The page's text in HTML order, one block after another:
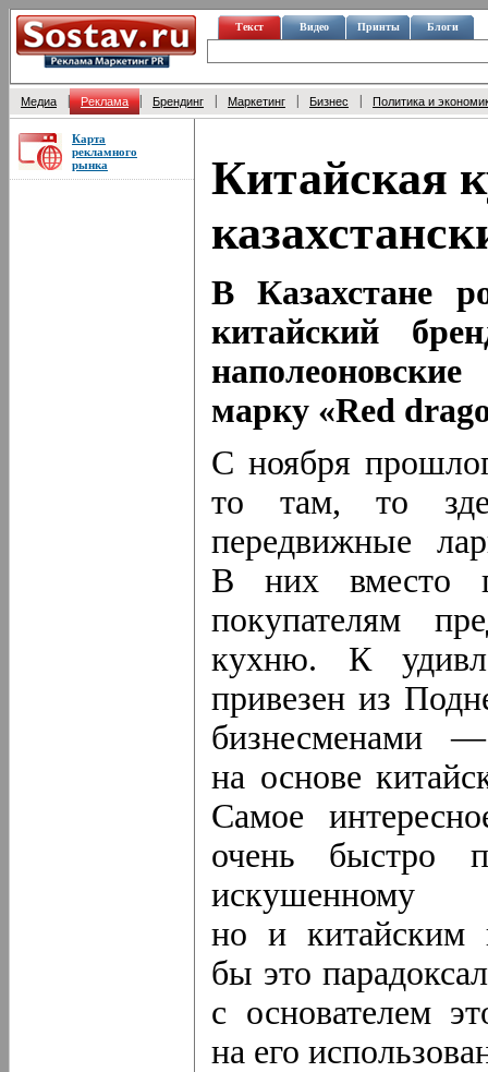
Текст Видео Принты Блоги
Медиа Реклама Брендинг Маркетинг Бизнес Политика и
Карта
рекламного
рынка
Китайская
В Казахстане
китайский
марку «Red
С ноября
то там, то
передвижные
В них вместо
покупателям
кухню. К
привезен из
бизнесменами
на основе
Самое
очень быстро
искушенному
но и китайским
бы это
с основателем
на его